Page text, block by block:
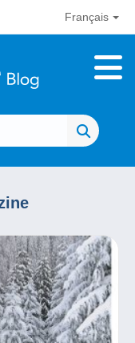
Français